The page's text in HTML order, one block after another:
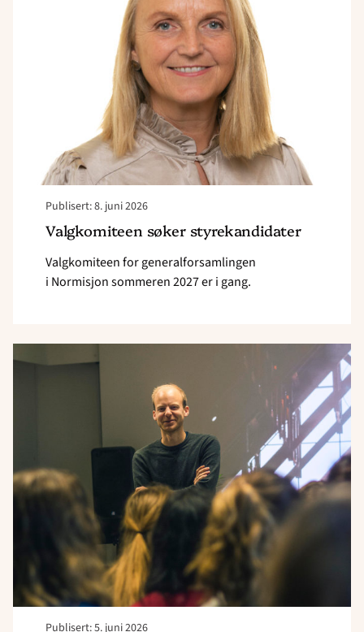
Publisert: 8. juni 2026
Valgkomiteen søker styrekandidater
Valgkomiteen for generalforsamlingen
i Normisjon sommeren 2027 er i gang.
Publisert: 5. juni 2026
"Sammen
om
veien
videre"